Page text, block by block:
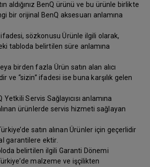
aldığınız BenQ ürünü ve bu ürünle birlikte
bir orijinal BenQ aksesuarı anlamına
ifadesi, sözkonusu Ürünle ilgili olarak,
tabloda belirtilen süre anlamına
birden fazla Ürün satın alan alıcı
ve “sizin” ifadesi ise buna karşılık gelen
Servis Sağlayıcısı anlamına
ürünlerde servis hizmeti sağlayan
satın alınan Ürünler için geçerlidir
garantilere ektir.
belirtilen ilgili Garanti Dönemi
malzeme ve işçilikten